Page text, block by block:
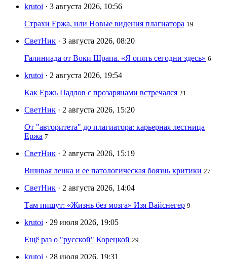
krutoi · 3 августа 2026, 10:56
Страхи Ержа, или Новые видения плагиатора 19
СветНик · 3 августа 2026, 08:20
Галиниада от Воки Шрапа. «Я опять сегодни здесь» 6
krutoi · 2 августа 2026, 19:54
Как Ержь Падлов с прозарянами встречался 21
СветНик · 2 августа 2026, 15:20
От "авторитета" до плагиатора: карьерная лестница
Ержа 7
СветНик · 2 августа 2026, 15:19
Вшивая ленка и ее патологическая боязнь критики 27
СветНик · 2 августа 2026, 14:04
Там пишут: «Жизнь без мозга» Изя Вайснегер 9
krutoi · 29 июля 2026, 19:05
Ещё раз о "русской" Корецкой 29
krutoi · 28 июля 2026, 19:31